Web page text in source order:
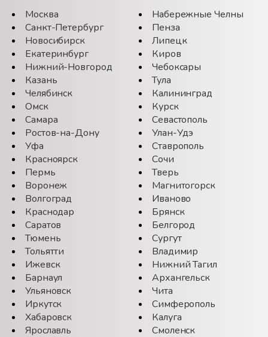
Москва
Санкт-Петербург
Новосибирск
Екатеринбург
Нижний-Новгород
Казань
Челябинск
Омск
Самара
Ростов-на-Дону
Уфа
Красноярск
Пермь
Воронеж
Волгоград
Краснодар
Саратов
Тюмень
Тольятти
Ижевск
Барнаул
Ульяновск
Иркутск
Хабаровск
Ярославль
Набережные Челны
Пенза
Липецк
Киров
Чебоксары
Тула
Калининград
Курск
Севастополь
Улан-Удэ
Ставрополь
Сочи
Тверь
Магнитогорск
Иваново
Брянск
Белгород
Сургут
Владимир
Нижний Тагил
Архангельск
Чита
Симферополь
Калуга
Смоленск